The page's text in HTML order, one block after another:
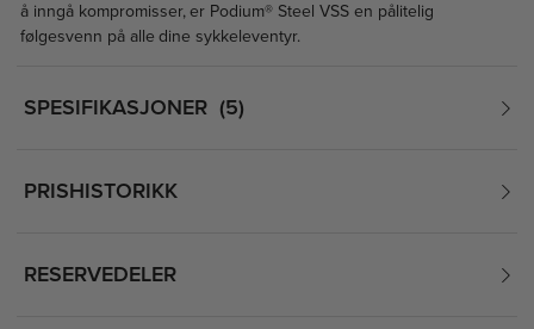
å inngå kompromisser, er Podium® Steel VSS en pålitelig
følgesvenn på alle dine sykkeleventyr.
SPESIFIKASJONER 5
PRISHISTORIKK
RESERVEDELER